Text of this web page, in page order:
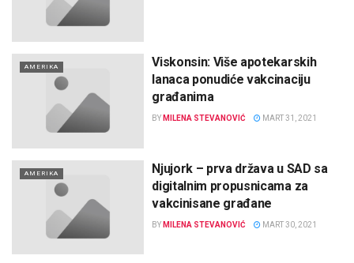
AMERIKA
Viskonsin: Više apotekarskih
lanaca ponudiće vakcinaciju
građanima
BY MILENA STEVANOVIĆ MART 31, 2021
AMERIKA
Njujork – prva država u SAD sa
digitalnim propusnicama za
vakcinisane građane
BY MILENA STEVANOVIĆ MART 30, 2021